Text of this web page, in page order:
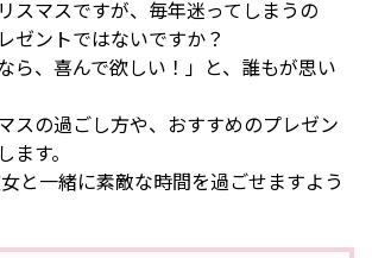
スマスですが、毎年迷ってしまうの
ゼントではないですか？
ら、喜んで欲しい！」と、誰もが思い
スの過ごし方や、おすすめのプレゼン
ます。
と一緒に素敵な時間を過ごせますよう